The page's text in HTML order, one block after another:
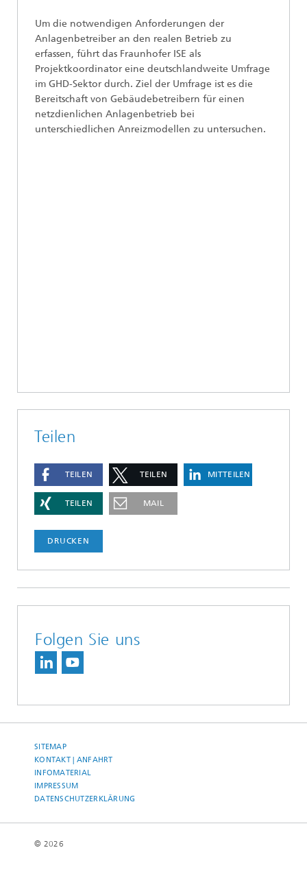
Um die notwendigen Anforderungen der
Anlagenbetreiber an den realen Betrieb zu
erfassen, führt das Fraunhofer ISE als
Projektkoordinator eine deutschlandweite Umfrage
im GHD-Sektor durch. Ziel der Umfrage ist es die
Bereitschaft von Gebäudebetreibern für einen
netzdienlichen Anlagenbetrieb bei
unterschiedlichen Anreizmodellen zu untersuchen.
Teilen
TEILEN TEILEN MITTEILEN
TEILEN MAIL
DRUCKEN
Folgen Sie uns
SITEMAP
KONTAKT | ANFAHRT
INFOMATERIAL
IMPRESSUM
DATENSCHUTZERKLÄRUNG
© 2026